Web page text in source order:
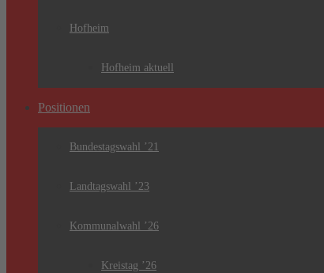
Hofheim
Hofheim aktuell
Positionen
Bundestagswahl ’21
Landtagswahl ’23
Kommunalwahl ’26
Kreistag ’26